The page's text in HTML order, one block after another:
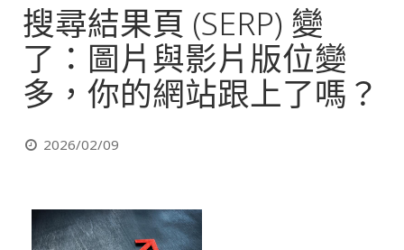
搜尋結果頁 (SERP) 變
了：圖片與影片版位變
多，你的網站跟上了嗎？
2026/02/09